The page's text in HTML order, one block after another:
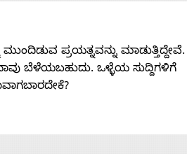
ಪ್ರಯತ್ನವನ್ನು ಮಾಡುತ್ತಿದ್ದೇವೆ.
ನಾವು ಬೆಳೆಯಬಹುದು. ಒಳ್ಳೆಯ ಸುದ್ದಿಗಳಿಗೆ